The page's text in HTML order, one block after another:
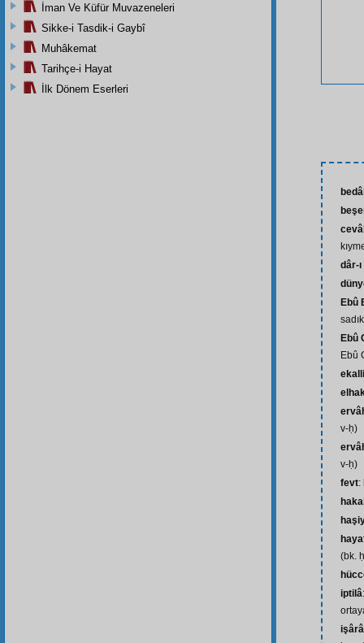
dâr-
Ebû
Ebû
Ebû
v-ḥ)
v-ḥ)
fevt:
(bk.
iptilâ
İman Ve Küfür Muvazeneleri
Sikke-i Tasdik-i Gaybî
Muhâkemat
Tarihçe-i Hayat
İlk Dönem Eserleri